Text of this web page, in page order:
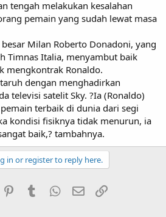
tengah melakukan kesalahan
pemain yang sudah lewat masa
Milan Roberto Donadoni, yang
Timnas Italia, menyambut baik
mengkontrak Ronaldo.
dengan menghadirkan
televisi satelit Sky. ?Ia (Ronaldo)
terbaik di dunia dari segi
kondisi fisiknya tidak menurun, ia
baik,? tambahnya.
in or register to reply here.
PinterestTumblr WhatsApp
Email